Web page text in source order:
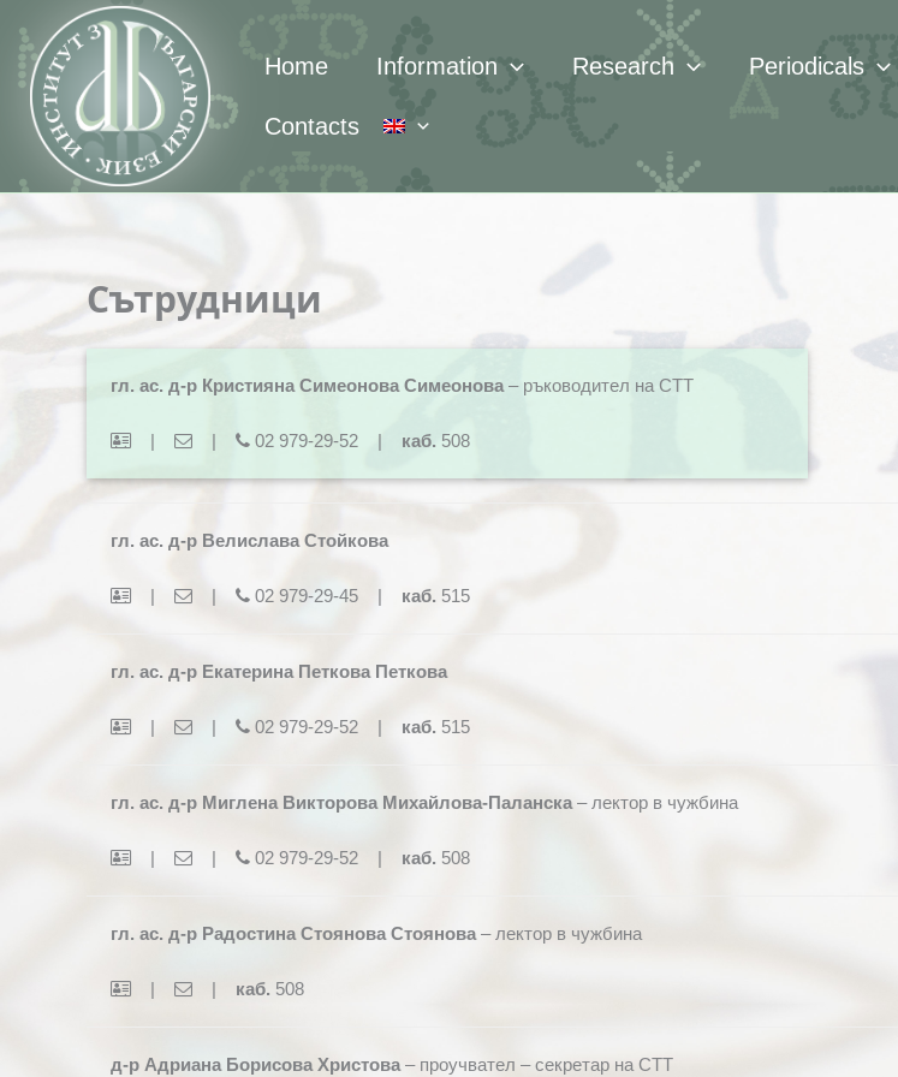
content
Home Information Research Periodicals
Contacts
Сътрудници
гл. ас. д-р Кристияна Симеонова Симеонова – ръководител на СТТ
| | 02 979-29-52 | каб. 508
гл. ас. д-р Велислава Стойкова
| | 02 979-29-45 | каб. 515
гл. ас. д-р Екатерина Петкова Петкова
| | 02 979-29-52 | каб. 515
гл. ас. д-р Миглена Викторова Михайлова-Паланска– лектор в чужбина
| | 02 979-29-52 | каб. 508
гл. ас. д-р Радостина Стоянова Стоянова – лектор в чужбина
| | каб. 508
д-р Адриана Борисова Христова – проучвател – секретар на СТТ